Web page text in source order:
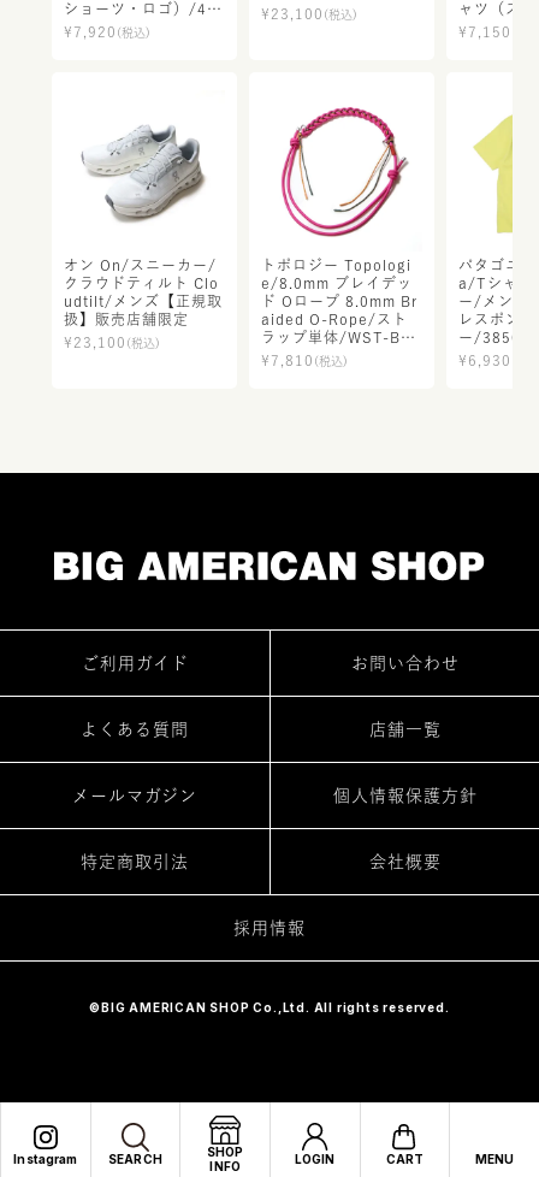
Instagram SEARCH
SHOP
INFO
LOGIN CART MENU
ショーツ・ロゴ）/45
481/メンズ【正規取
扱】
¥ 7,920 (税込)
¥ 23,100 (税込)
ャツ（ス
ス）/
【正規取
¥ 7,150
オン On/スニーカー/
クラウドティルト Clo
udtilt/メンズ【正規取
扱】販売店舗限定
¥ 23,100 (税込)
トポロジー Topologi
e/8.0mm ブレイデッ
ド Oロープ 8.0mm Br
aided O-Rope/スト
ラップ単体/WST-BO0
8/レディース メンズ
【正規取扱】
¥ 7,810 (税込)
パタゴニ
a/Tシャツ
ー/メンズ
レスポン
ー/38504/
規取扱】
¥ 6,930
ご利用ガイド お問い合わせ
よくある質問 店舗一覧
メールマガジン 個人情報保護方針
特定商取引法 会社概要
採用情報
©BIG AMERICAN SHOP Co.,Ltd. All rights reserved.